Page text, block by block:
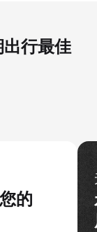
行最佳
的